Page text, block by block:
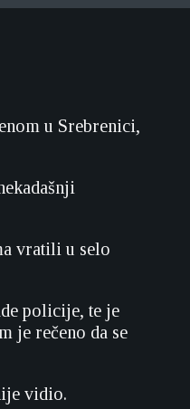
u Srebrenici,
vratili u selo
policije, te je
je rečeno da se
vidio.